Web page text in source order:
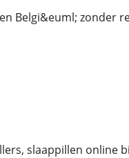
Belgi&euml; zonder
slaappillen